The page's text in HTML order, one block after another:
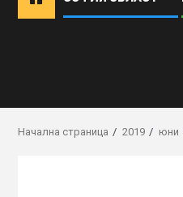
Начална страница 2019 юни